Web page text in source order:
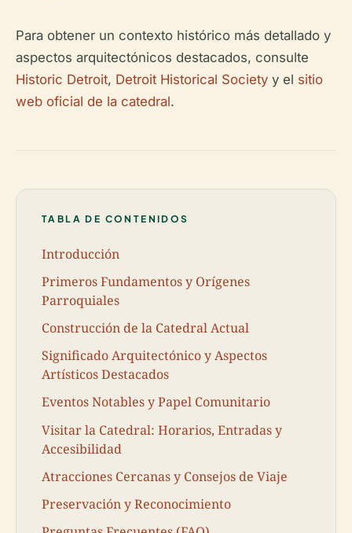
Para obtener un contexto histórico más detallado y
aspectos arquitectónicos destacados, consulte
Historic Detroit, Detroit Historical Society y el sitio
web oficial de la catedral.
TABLA DE CONTENIDOS
Introducción
Primeros Fundamentos y Orígenes
Parroquiales
Construcción de la Catedral Actual
Significado Arquitectónico y Aspectos
Artísticos Destacados
Eventos Notables y Papel Comunitario
Visitar la Catedral: Horarios, Entradas y
Accesibilidad
Atracciones Cercanas y Consejos de Viaje
Preservación y Reconocimiento